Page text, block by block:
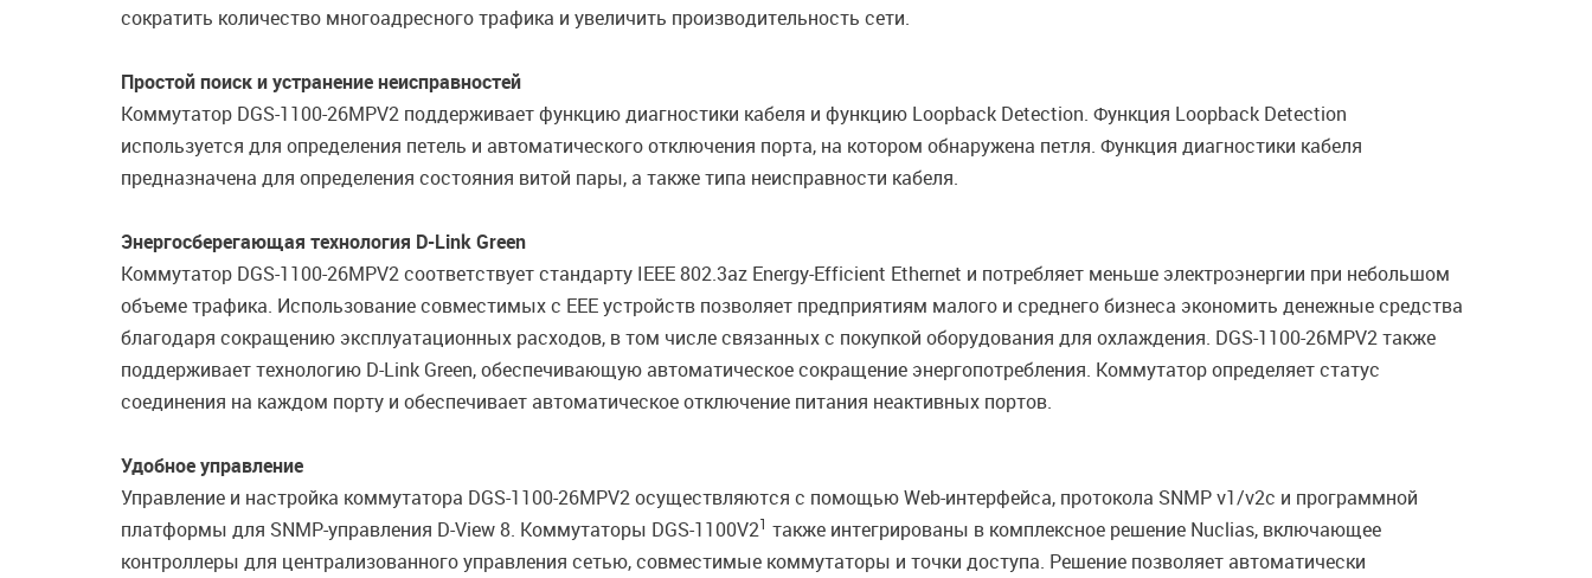
сократить количество многоадресного трафика и увеличить производительность сети.
Простой поиск и устранение неисправностей
Коммутатор DGS-1100-26MPV2 поддерживает функцию диагностики кабеля и функцию Loopback Detection. Функция Loopback Detection
используется для определения петель и автоматического отключения порта, на котором обнаружена петля. Функция диагностики кабеля
предназначена для определения состояния витой пары, а также типа неисправности кабеля.
Энергосберегающая технология D-Link Green
Коммутатор DGS-1100-26MPV2 соответствует стандарту IEEE 802.3az Energy-Efficient Ethernet и потребляет меньше электроэнергии при небольшом
объеме трафика. Использование совместимых с EEE устройств позволяет предприятиям малого и среднего бизнеса экономить денежные средства
благодаря сокращению эксплуатационных расходов, в том числе связанных с покупкой оборудования для охлаждения. DGS-1100-26MPV2 также
поддерживает технологию D-Link Green, обеспечивающую автоматическое сокращение энергопотребления. Коммутатор определяет статус
соединения на каждом порту и обеспечивает автоматическое отключение питания неактивных портов.
Удобное управление
Управление и настройка коммутатора DGS-1100-26MPV2 осуществляются с помощью Web-интерфейса, протокола SNMP v1/v2с и программной
платформы для SNMP-управления D-View 8. Коммутаторы DGS-1100V21 также интегрированы в комплексное решение Nuclias, включающее
контроллеры для централизованного управления сетью, совместимые коммутаторы и точки доступа. Решение позволяет автоматически